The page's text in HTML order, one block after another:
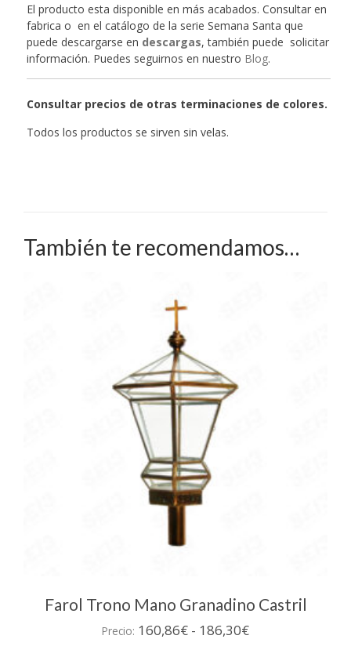
El producto esta disponible en más acabados. Consultar en
fabrica o en el catálogo de la serie Semana Santa que
puede descargarse en descargas, también puede solicitar
información. Puedes seguirnos en nuestro Blog.
Consultar precios de otras terminaciones de colores.
Todos los productos se sirven sin velas.
También te recomendamos…
Farol Trono Mano Granadino Castril
Precio: 160,86€ - 186,30€Rango